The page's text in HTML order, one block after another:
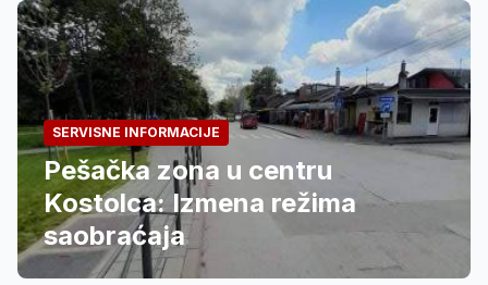
SERVISNE INFORMACIJE
Pešačka zona u centru
Kostolca: Izmena režima
saobraćaja